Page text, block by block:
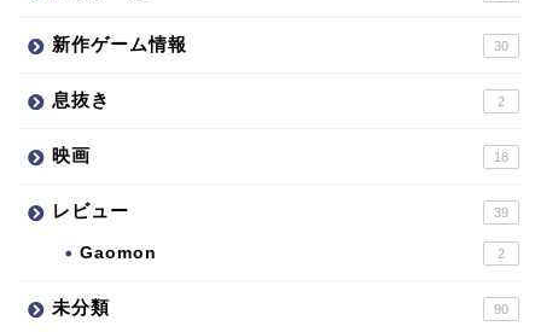
新作ゲーム情報 30
息抜き 2
映画 18
レビュー 39
Gaomon 2
未分類 90